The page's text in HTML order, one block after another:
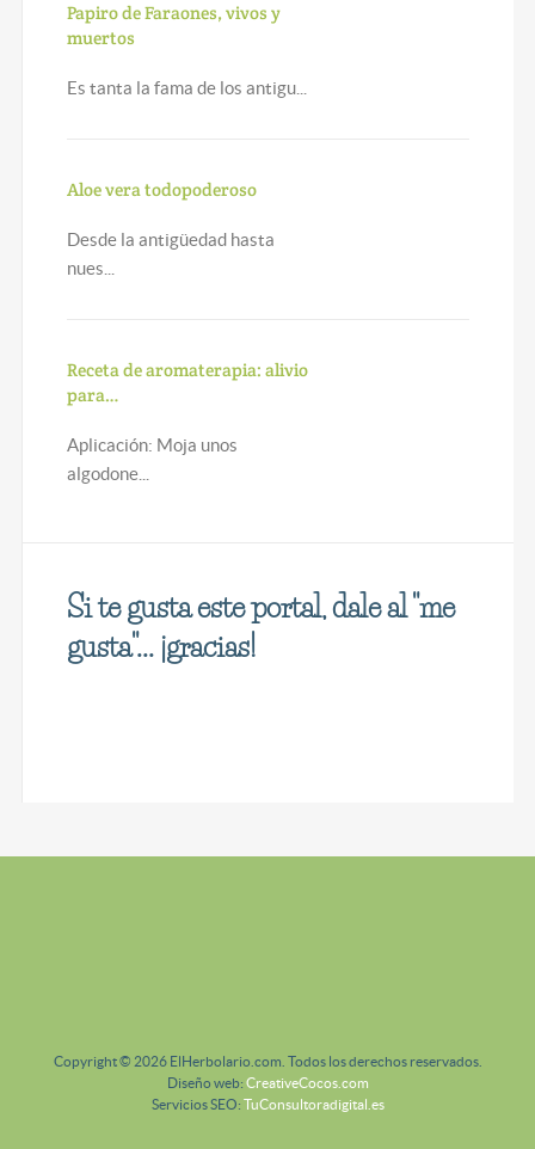
Papiro de Faraones, vivos y
muertos
Es tanta la fama de los antigu...
Aloe vera todopoderoso
Desde la antigüedad hasta
nues...
Receta de aromaterapia: alivio
para…
Aplicación: Moja unos
algodone...
Si te gusta este portal, dale al "me
gusta"... ¡gracias!
Copyright © 2026 ElHerbolario.com. Todos los derechos reservados.
Diseño web: CreativeCocos.com
Servicios SEO: TuConsultoradigital.es